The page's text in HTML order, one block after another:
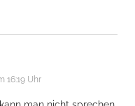
16:19 Uhr